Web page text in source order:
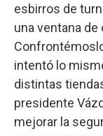
esbirros de
una ventana de
intentó lo
distintas
presidente
mejorar la